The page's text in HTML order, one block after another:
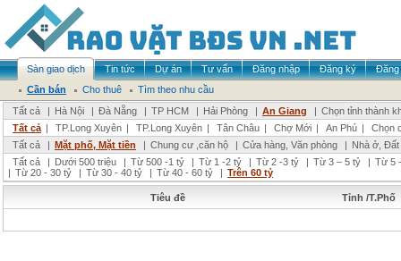
Sàn giao dịch Tin tức Dự án Tư vấn Đăng nhập Đăng ký
Đăng
Cần bán
Cho thuê
Tìm theo nhu cầu
Tất cả
| Hà Nội | Đà Nẵng | TP HCM | Hải Phòng | An Giang | Chọn tỉnh thành
Tất cả | TP.Long Xuyên | TP.Long Xuyên | Tân Châu | Chợ Mới | An Phú |
Chọn
Tất cả
| Mặt phố, Mặt tiền | Chung cư ,căn hộ | Cửa hàng, Văn phòng | Nhà ở,
Tất cả
| Dưới 500 triệu | Từ 500 -1 tỷ | Từ 1 -2 tỷ | Từ 2 -3 tỷ | Từ 3 – 5 tỷ | Từ 5
| Từ 20 - 30 tỷ | Từ 30 - 40 tỷ | Từ 40 - 60 tỷ | Trên 60 tỷ
Tiêu đề Tỉnh /T.Phố